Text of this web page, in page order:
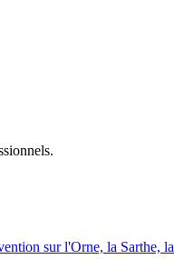
sur l'Orne, la Sarthe,